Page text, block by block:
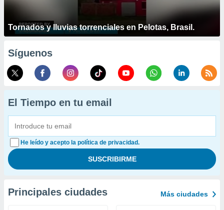
Tornados y lluvias torrenciales en Pelotas, Brasil.
Síguenos
El Tiempo en tu email
He leído y acepto la política de privacidad.
Principales ciudades Más ciudades